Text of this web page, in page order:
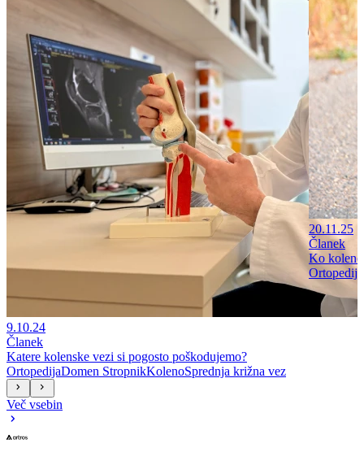
9.10.24
Članek
Katere kolenske vezi si pogosto poškodujemo?
OrtopedijaDomen StropnikKolenoSprednja križna vez
20.11.25
Članek
Ko
Ortopedija
Več vsebin